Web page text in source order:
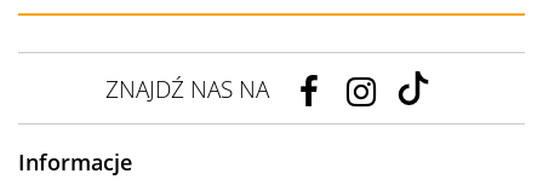
ZNAJDŹ NAS NA
Informacje